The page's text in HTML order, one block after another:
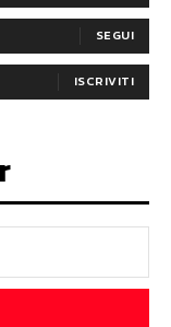
SEGUI
ISCRIVITI